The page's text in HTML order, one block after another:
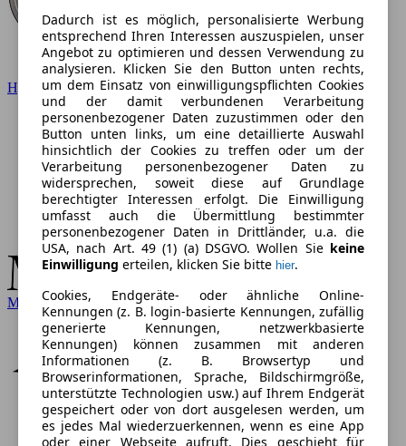
Hyundai
Mercedes-Benz
Dadurch ist es möglich, personalisierte Werbung
entsprechend Ihren Interessen auszuspielen, unser
Angebot zu optimieren und dessen Verwendung zu
analysieren. Klicken Sie den Button unten rechts,
um dem Einsatz von einwilligungspflichten Cookies
und der damit verbundenen Verarbeitung
personenbezogener Daten zuzustimmen oder den
Button unten links, um eine detaillierte Auswahl
hinsichtlich der Cookies zu treffen oder um der
Verarbeitung personenbezogener Daten zu
widersprechen, soweit diese auf Grundlage
berechtigter Interessen erfolgt. Die Einwilligung
umfasst auch die Übermittlung bestimmter
personenbezogener Daten in Drittländer, u.a. die
USA, nach Art. 49 (1) (a) DSGVO. Wollen Sie keine
Einwilligung erteilen, klicken Sie bitte hier.
Cookies, Endgeräte- oder ähnliche Online-
Kennungen (z. B. login-basierte Kennungen, zufällig
generierte Kennungen, netzwerkbasierte
Kennungen) können zusammen mit anderen
Informationen (z. B. Browsertyp und
Browserinformationen, Sprache, Bildschirmgröße,
unterstützte Technologien usw.) auf Ihrem Endgerät
gespeichert oder von dort ausgelesen werden, um
es jedes Mal wiederzuerkennen, wenn es eine App
oder einer Webseite aufruft. Dies geschieht für